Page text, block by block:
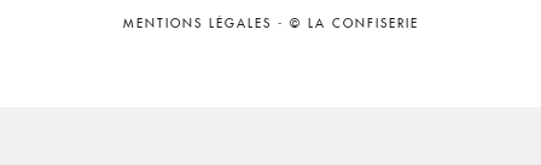
MENTIONS LÉGALES - © LA CONFISERIE